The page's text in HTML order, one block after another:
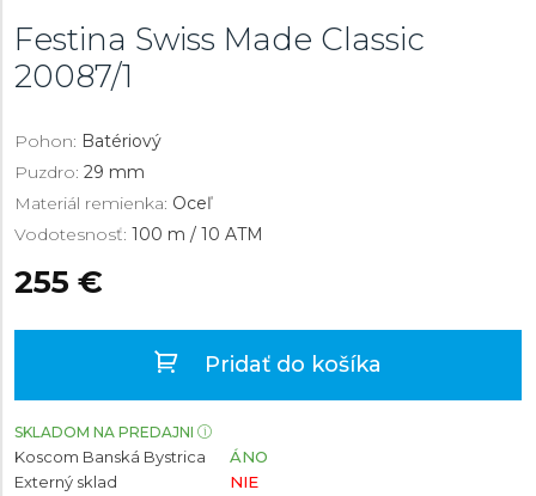
Festina Swiss Made Classic
20087/1
Pohon: Batériový
Puzdro: 29 mm
Materiál remienka: Oceľ
Vodotesnosť: 100 m / 10 ATM
255 €
Pridať do košíka
SKLADOM NA PREDAJNI
Koscom Banská Bystrica
ÁNO
Externý sklad
NIE